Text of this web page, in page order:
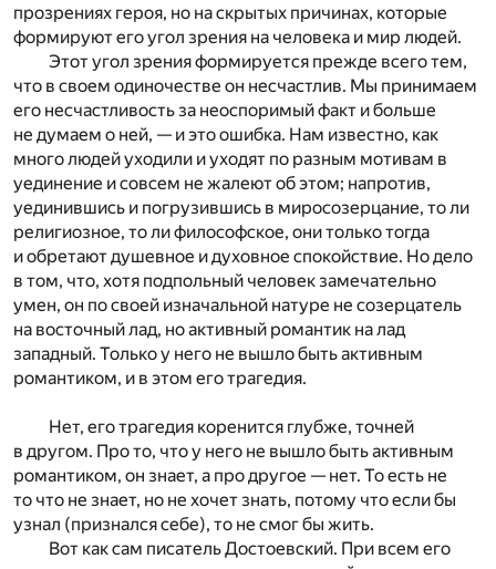
прозрениях героя, но на скрытых причинах, которые
формируют его угол зрения на человека и мир людей.
Этот угол зрения формируется прежде всего тем,
что в своем одиночестве он несчастлив. Мы принимаем
его несчастливость за неоспоримый факт и больше
не думаем о ней, — и это ошибка. Нам известно, как
много людей уходили и уходят по разным мотивам в
уединение и совсем не жалеют об этом; напротив,
уединившись и погрузившись в миросозерцание, то ли
религиозное, то ли философское, они только тогда
и обретают душевное и духовное спокойствие. Но дело
в том, что, хотя подпольный человек замечательно
умен, он по своей изначальной натуре не созерцатель
на восточный лад, но активный романтик на лад
западный. Только у него не вышло быть активным
романтиком, и в этом его трагедия.
Нет, его трагедия коренится глубже, точней
в другом. Про то, что у него не вышло быть активным
романтиком, он знает, а про другое — нет. То есть не
то что не знает, но не хочет знать, потому что если бы
узнал (признался себе), то не смог бы жить.
Вот как сам писатель Достоевский. При всем его